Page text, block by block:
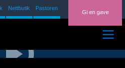
Nettbutik Pastoren
Gi en gave